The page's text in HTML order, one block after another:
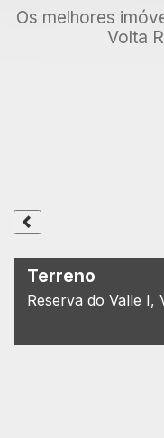
Os melhores
Volta
Terreno
Reserva do Valle I,